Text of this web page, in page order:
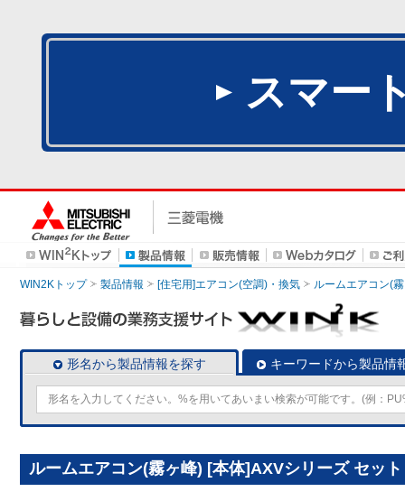
スマー
WIN2Kトップ 製品情報 [住宅用]エアコン(空調)・換気 ルームエアコン(
形名から製品情報を探す キーワードから製品情
ルームエアコン(霧ヶ峰) [本体]AXVシリーズ セッ